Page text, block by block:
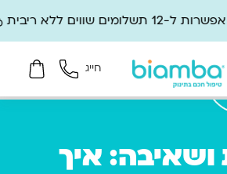
ללא ריבית 12 חודשי אחריות
חייג
ושאיבה: איך